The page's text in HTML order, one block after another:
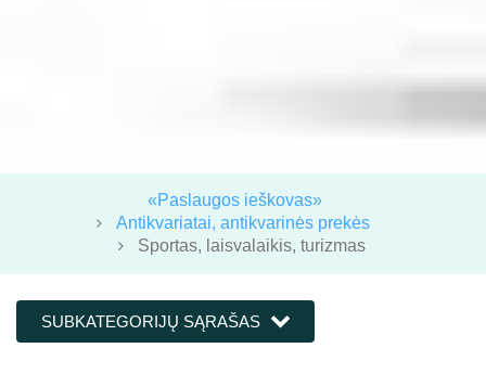
«Paslaugos ieškovas»
Antikvariatai, antikvarinės prekės
Sportas, laisvalaikis, turizmas
SUBKATEGORIJŲ SĄRAŠAS